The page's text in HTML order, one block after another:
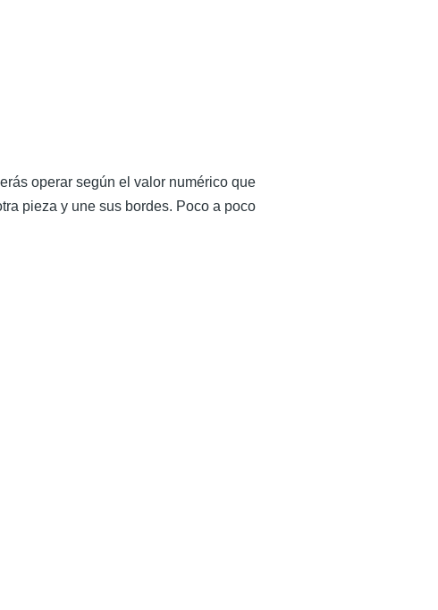
operar según el valor numérico que
pieza y une sus bordes. Poco a poco